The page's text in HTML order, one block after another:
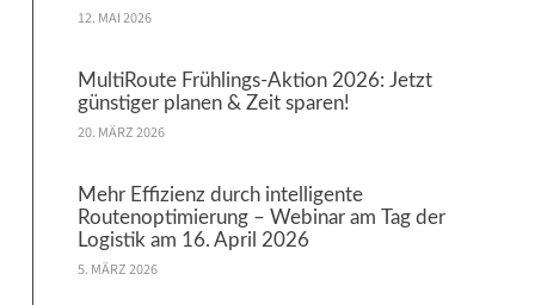
12. MAI 2026
MultiRoute Frühlings-Aktion 2026: Jetzt
günstiger planen & Zeit sparen!
20. MÄRZ 2026
Mehr Effizienz durch intelligente
Routenoptimierung – Webinar am Tag der
Logistik am 16. April 2026
5. MÄRZ 2026